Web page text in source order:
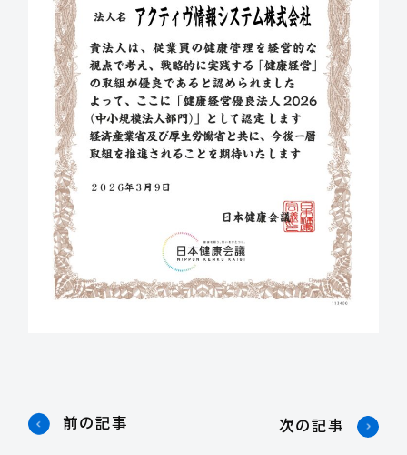
0985-29-5376
前の記事 次の記事